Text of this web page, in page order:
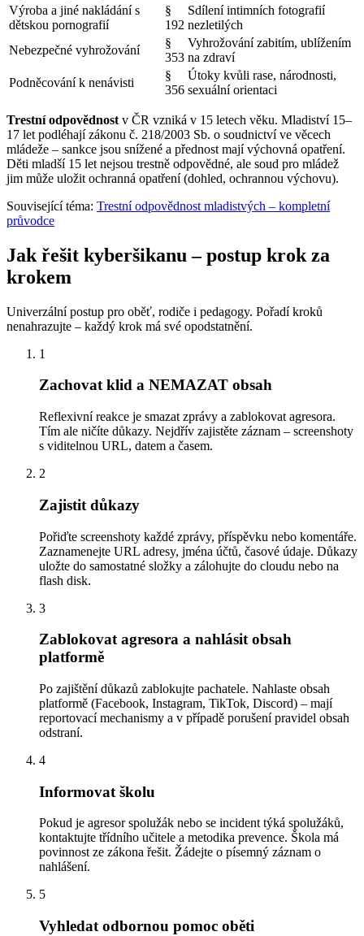
Výroba a jiné nakládání s
dětskou pornografií
§
192
Sdílení intimních fotografií
nezletilých
Nebezpečné vyhrožování
§
353
Vyhrožování zabitím, ublížením
na zdraví
Podněcování k nenávisti
§
356
Útoky kvůli rase, národnosti,
sexuální orientaci
Trestní odpovědnost v ČR vzniká v 15 letech věku. Mladiství 15–
17 let podléhají zákonu č. 218/2003 Sb. o soudnictví ve věcech
mládeže – sankce jsou snížené a přednost mají výchovná opatření.
Děti mladší 15 let nejsou trestně odpovědné, ale soud pro mládež
jim může uložit ochranná opatření (dohled, ochrannou výchovu).
Související téma: Trestní odpovědnost mladistvých – kompletní
průvodce
Jak řešit kyberšikanu – postup krok za
krokem
Univerzální postup pro oběť, rodiče i pedagogy. Pořadí kroků
nenahrazujte – každý krok má své opodstatnění.
1
Zachovat klid a NEMAZAT obsah
Reflexivní reakce je smazat zprávy a zablokovat agresora.
Tím ale ničíte důkazy. Nejdřív zajistěte záznam – screenshoty
s viditelnou URL, datem a časem.
2
Zajistit důkazy
Pořiďte screenshoty každé zprávy, příspěvku nebo komentáře.
Zaznamenejte URL adresy, jména účtů, časové údaje. Důkazy
uložte do samostatné složky a zálohujte do cloudu nebo na
flash disk.
3
Zablokovat agresora a nahlásit obsah
platformě
Po zajištění důkazů zablokujte pachatele. Nahlaste obsah
platformě (Facebook, Instagram, TikTok, Discord) – mají
reportovací mechanismy a v případě porušení pravidel obsah
odstraní.
4
Informovat školu
Pokud je agresor spolužák nebo se incident týká spolužáků,
kontaktujte třídního učitele a metodika prevence. Škola má
povinnost ze zákona řešit. Žádejte o písemný záznam o
nahlášení.
5
Vyhledat odbornou pomoc oběti